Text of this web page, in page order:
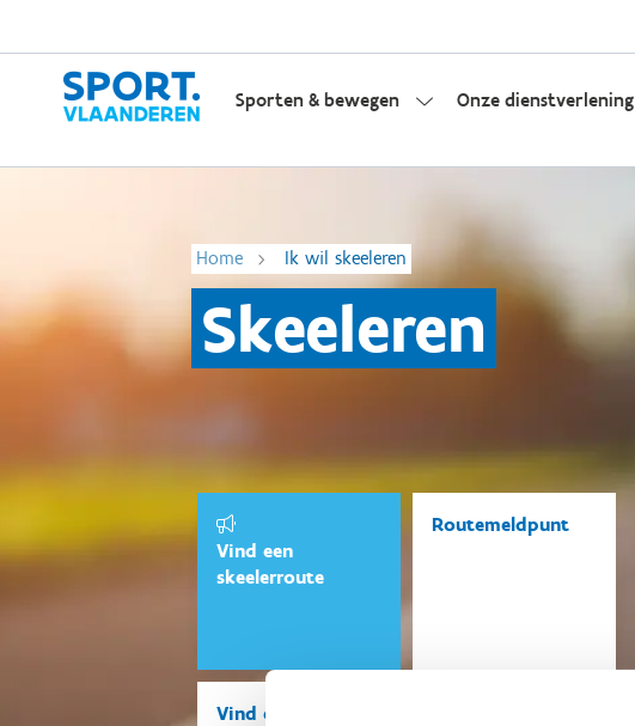
Sporten & bewegen Onze dienstverlening
Home Ik wil skeeleren
Skeeleren
Vind een
skeelerroute
Routemeldpunt
Vind een